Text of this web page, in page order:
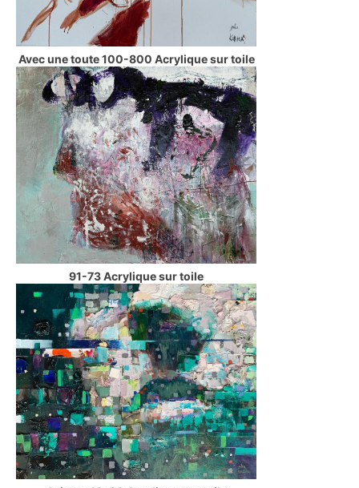
Avec une toute 100-800 Acrylique sur toile
91-73 Acrylique sur toile